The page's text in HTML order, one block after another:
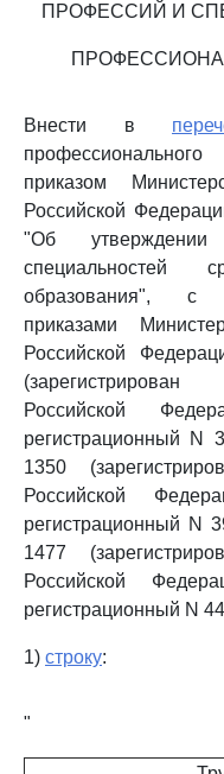
ПРОФЕССИЙ И
Внести в
приказом
Российской
"Об
специальностей
образования", с
приказами
Российской
Российской
регистрационный N
1350
Российской
регистрационный N
1477
Российской
регистрационный N
1) строку:
"